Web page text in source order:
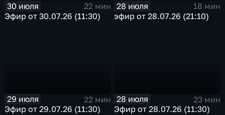
30 июля
22 мин
Эфир от 30.07.26 (11:30)
28 июля
18 мин
эфир от 28.07.26 (21:10)
29 июля
22 мин
Эфир от 29.07.26 (11:30)
28 июля
23 мин
Эфир от 28.07.26 (11:30)